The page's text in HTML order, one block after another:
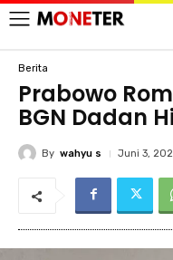
Berita
Prabowo
BGN Dadan
By wahyu s Juni 3,